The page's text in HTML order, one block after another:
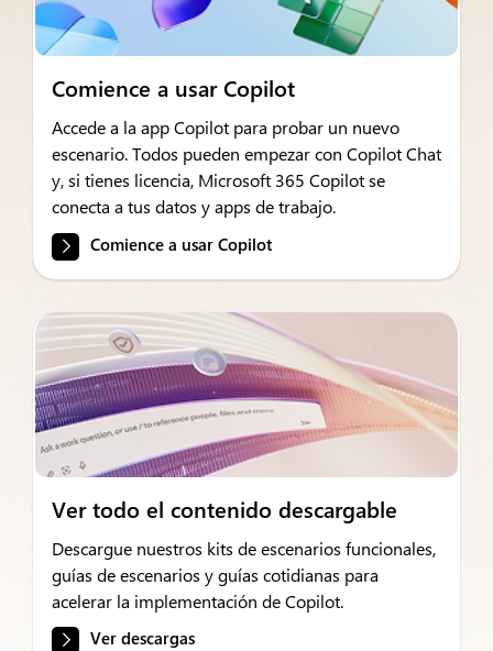
Comience a usar Copilot
Accede a la app Copilot para probar un nuevo
escenario. Todos pueden empezar con Copilot Chat
y, si tienes licencia, Microsoft 365 Copilot se
conecta a tus datos y apps de trabajo.
Comience a usar Copilot
Ver todo el contenido descargable
Descargue nuestros kits de escenarios funcionales,
guías de escenarios y guías cotidianas para
acelerar la implementación de Copilot.
Ver descargas